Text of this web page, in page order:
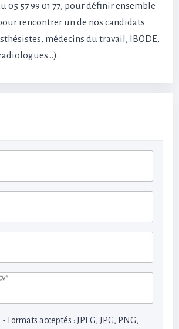
05 57 99 01 77, pour définir ensemble
rencontrer un de nos candidats
médecins du travail, IBODE,
Formats acceptés : JPEG, JPG, PNG,